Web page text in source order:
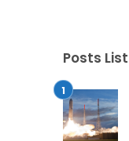
Posts List